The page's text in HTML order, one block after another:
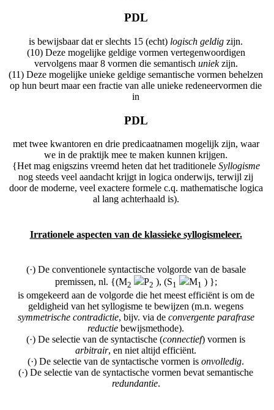
PDL
is bewijsbaar dat er slechts 15 (echt) logisch geldig zijn.
(10) Deze mogelijke geldige vormen vertegenwoordigen
vervolgens maar 8 vormen die semantisch uniekzijn.
(11) Deze mogelijke unieke geldige semantische vormen behelzen
op hun beurt maar een fractie van alle unieke redeneervormen die
in
PDL
met twee kwantoren en drie predicaatnamen mogelijk zijn, waar
we in de praktijk mee te maken kunnen krijgen.
{Het mag enigszins vreemd heten dat het traditionele Syllogisme
nog steeds veel aandacht krijgt in logica onderwijs, terwijl zij
door de moderne, veel exactere formele c.q. mathematische logica
al lang achterhaald is).
Irrationele aspecten van de klassieke syllogismeleer.
(·) De conventionele syntactische volgorde van de basale
premissen, nl. {(M2 P2 ), (S1 M1 ) };
is omgekeerd aan de volgorde die het meest efficiënt is om de
geldigheid van het syllogisme te bewijzen (m.n. wegens
symmetrische contradictie, bijv. via de convergente parafrase
reductie bewijsmethode).
(·) De selectie van de syntactische (connectief) vormen is
arbitrair, en niet altijd efficiënt.
(·) De selectie van de syntactische vormen is onvolledig.
(·) De selectie van de syntactische vormen bevat semantische
redundantie.